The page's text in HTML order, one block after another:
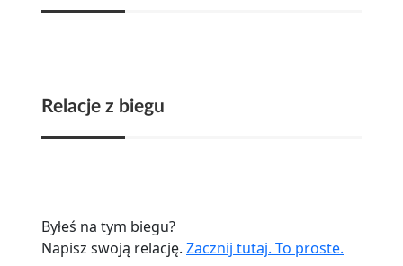
Relacje z biegu
Byłeś na tym biegu?
Napisz swoją relację. Zacznij tutaj. To proste.